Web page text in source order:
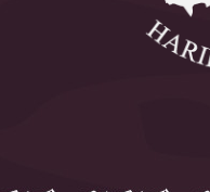
Sillaotsa